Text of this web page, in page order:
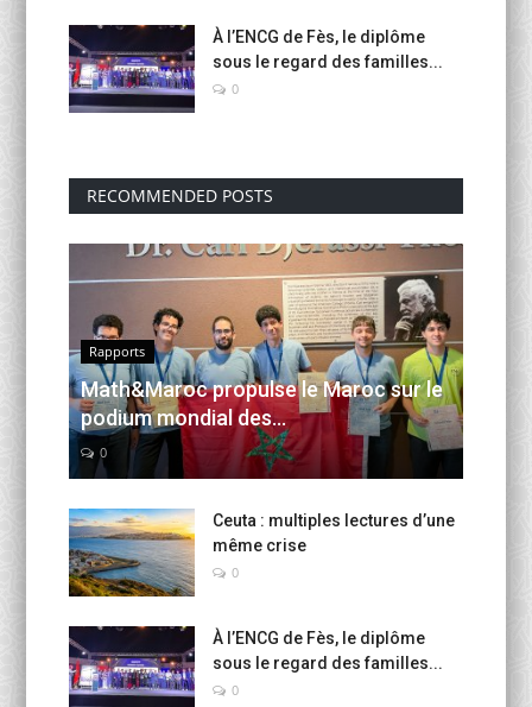
À l’ENCG de Fès, le diplôme
sous le regard des familles...
0
RECOMMENDED POSTS
Rapports
Math&Maroc propulse le Maroc sur le
podium mondial des...
0
Ceuta : multiples lectures d’une
même crise
0
À l’ENCG de Fès, le diplôme
sous le regard des familles...
0